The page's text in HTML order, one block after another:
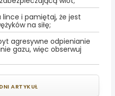
lince i pamiętaj, że jest
na siłę;
agresywne odpienianie
gazu, więc obserwuj
ARTYKUŁ